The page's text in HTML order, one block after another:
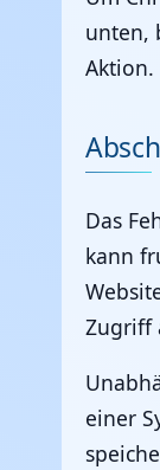
unten,
Aktion.
Das
kann
Zugriff
einer